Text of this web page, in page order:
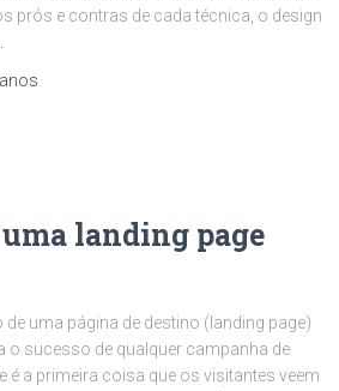
prós e contras de cada técnica, o design
landing page
de uma página de destino (landing page)
o sucesso de qualquer campanha de
é a primeira coisa que os visitantes veem